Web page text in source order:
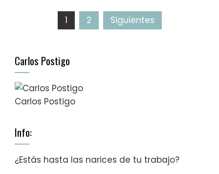
1 2 Siguientes
Carlos Postigo
Carlos Postigo
Info:
¿Estás hasta las narices de tu trabajo?